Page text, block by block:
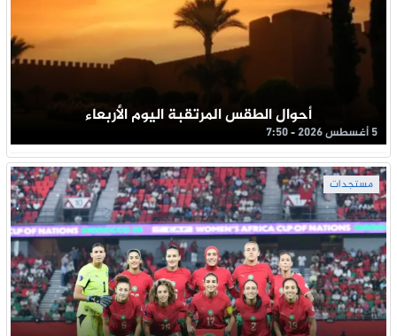
أحوال الطقس المرتقبة اليوم الأربعاء
5 أغسطس 2026 - 7:50
مستجدات